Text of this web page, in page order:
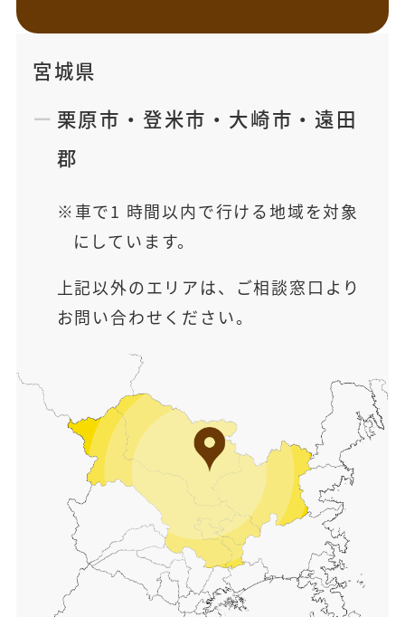
宮城県
栗原市 ・ 登米市 ・ 大崎市 ・ 遠田
郡
車で1 時間以内で行ける地域を対象
にしています。
上記以外のエリアは、ご相談窓口より
お問い合わせください。